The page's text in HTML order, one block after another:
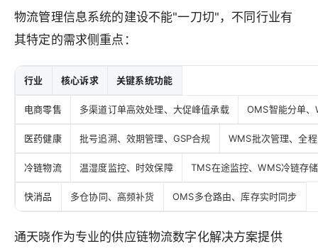
物流管理信息系统的建设不能"一刀切"，不同行业有
其特定的需求侧重点：
行业 核心诉求 关键系统功能
电商零售 多渠道订单高效处理、大促峰值承载 OMS智能分单
医药健康 批号追溯、效期管理、GSP合规 WMS批次管理、全
冷链物流 温湿度监控、时效保障 TMS在途监控、WMS冷链存
快消品 多仓协同、高频补货 OMS多仓路由、库存实时同步
通天晓作为专业的供应链物流数字化解决方案提供